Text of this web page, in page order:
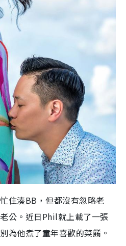
住湊BB，但都沒有忽略老
公。近日Phil就上載了一張
為他煮了童年喜歡的菜餚。